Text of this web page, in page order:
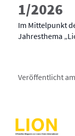
1/2026
Im Mittelpunkt
Jahresthema
Veröffentlicht